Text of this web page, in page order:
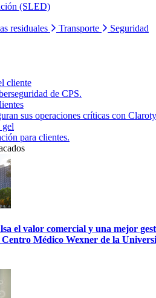
(SLED)
residuales Transporte
Seguridad
cliente
de CPS.
sus operaciones críticas con
para clientes.
el valor comercial y una mejor
Centro Médico Wexner de la